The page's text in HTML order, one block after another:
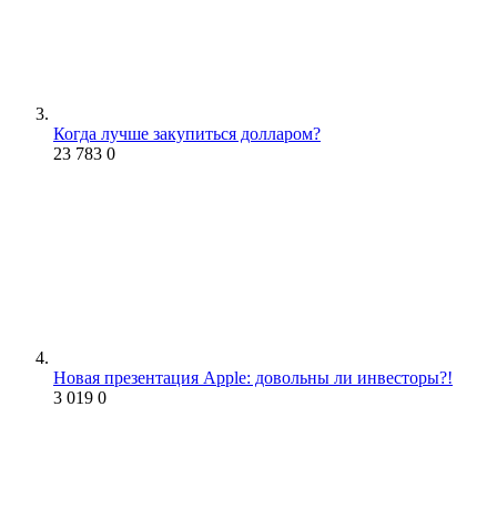
Когда лучше закупиться долларом?
23 783 0
Новая презентация Apple: довольны ли инвесторы?!
3 019 0